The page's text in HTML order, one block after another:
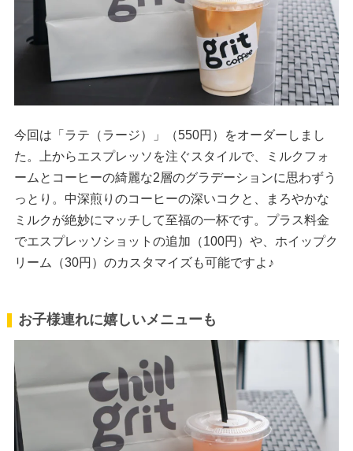
今回は「ラテ（ラージ）」（550円）をオーダーしまし
た。上からエスプレッソを注ぐスタイルで、ミルクフォ
ームとコーヒーの綺麗な2層のグラデーションに思わずう
っとり。中深煎りのコーヒーの深いコクと、まろやかな
ミルクが絶妙にマッチして至福の一杯です。プラス料金
でエスプレッソショットの追加（100円）や、ホイップク
リーム（30円）のカスタマイズも可能ですよ♪
お子様連れに嬉しいメニューも